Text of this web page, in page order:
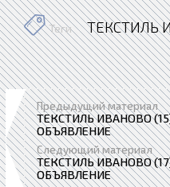
Теги ТЕКСТИЛЬ
Предыдущий материал
ТЕКСТИЛЬ ИВАНОВО
ОБЪЯВЛЕНИЕ
Следующий материал
ТЕКСТИЛЬ ИВАНОВО
ОБЪЯВЛЕНИЕ